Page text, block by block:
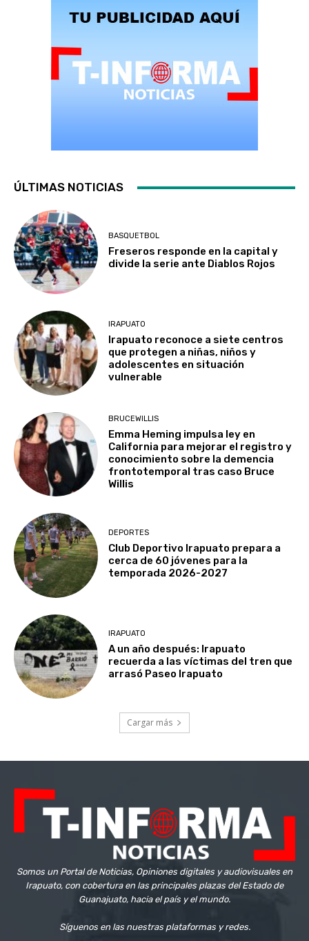
ÚLTIMAS NOTICIAS
BASQUETBOL
Freseros responde en la capital y
divide la serie ante Diablos Rojos
IRAPUATO
Irapuato reconoce a siete centros
que protegen a niñas, niños y
adolescentes en situación
vulnerable
BRUCEWILLIS
Emma Heming impulsa ley en
California para mejorar el registro y
conocimiento sobre la demencia
frontotemporal tras caso Bruce
Willis
DEPORTES
Club Deportivo Irapuato prepara a
cerca de 60 jóvenes para la
temporada 2026-2027
IRAPUATO
A un año después: Irapuato
recuerda a las víctimas del tren que
arrasó Paseo Irapuato
Cargar más
Somos un Portal de Noticias, Opiniones digitales y audiovisuales en
Irapuato, con cobertura en las principales plazas del Estado de
Guanajuato, hacia el país y el mundo.
Síguenos en las nuestras plataformas y redes.